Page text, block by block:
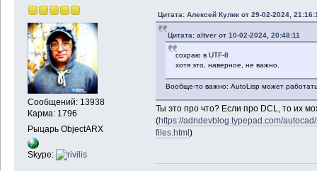
Сообщений: 13938
Карма: 1796
Рыцарь ObjectARX
Skype:
Цитата: Алексей Кулик от 29-02-2024,
Цитата: altver от 10-02-2024, 20:48:11
сохраю в UTF-8
хотя это, наверное, не важно.
Вообще-то важно: AutoLisp может
Ты это про что? Если про DCL, то их
(https://adndevblog.typepad.com/
files.html )